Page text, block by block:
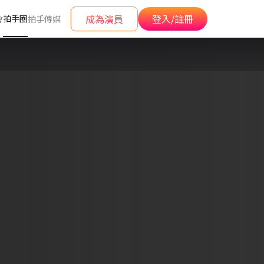
拍手圈拍手傳媒 成為演員 登入/註冊